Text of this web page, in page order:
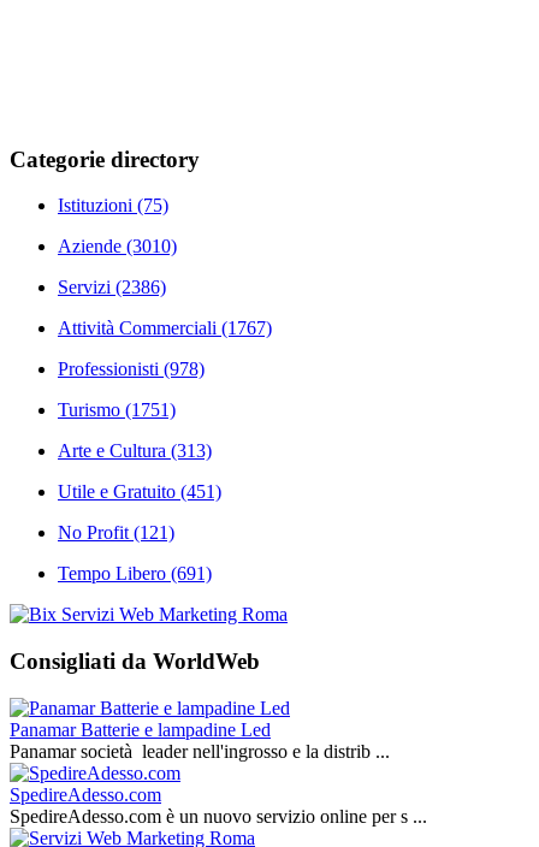
Categorie directory
Istituzioni (75)
Aziende (3010)
Servizi (2386)
Attività Commerciali (1767)
Professionisti (978)
Turismo (1751)
Arte e Cultura (313)
Utile e Gratuito (451)
No Profit(121)
Tempo Libero (691)
Consigliati da WorldWeb
Panamar Batterie e lampadine Led
Panamar società leader nell'ingrosso e la distrib ...
SpedireAdesso.com
SpedireAdesso.com è un nuovo servizio online per s ...